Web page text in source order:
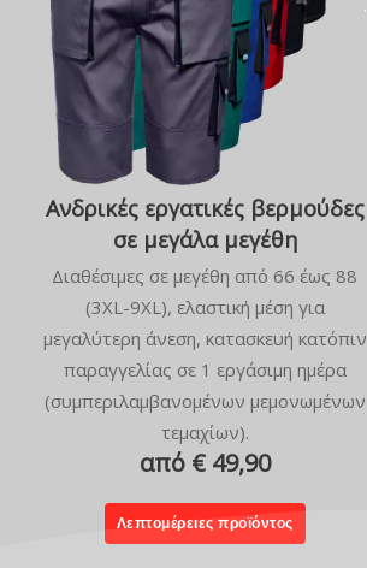
Ανδρικές εργατικές βερμούδες
σε μεγάλα μεγέθη
Διαθέσιμες σε μεγέθη από 66 έως 88
(3XL-9XL), ελαστική μέση για
μεγαλύτερη άνεση, κατασκευή κατόπιν
παραγγελίας σε 1 εργάσιμη ημέρα
(συμπεριλαμβανομένων μεμονωμένων
τεμαχίων).
από € 49,90
Λεπτομέρειες προϊόντος